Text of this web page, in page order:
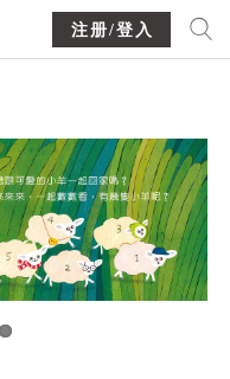
注册/登入